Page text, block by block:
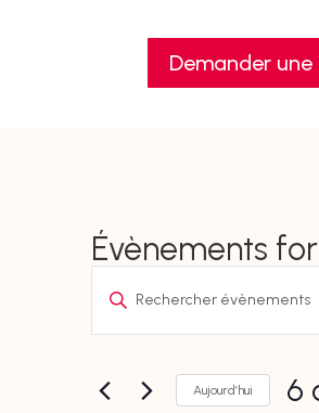
Demander
Évènements
et
navigation
vues
Saisir
mot-
RechercherAujourd’hui 6